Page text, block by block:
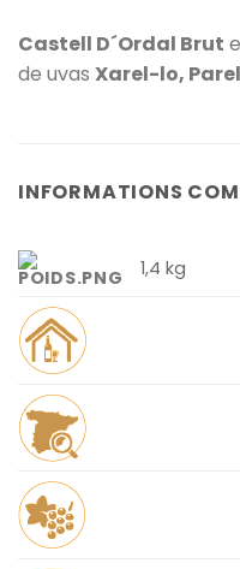
Castell D´Ordal Brut
de uvas Xarel-lo,
INFORMATIONS
1,4 kg